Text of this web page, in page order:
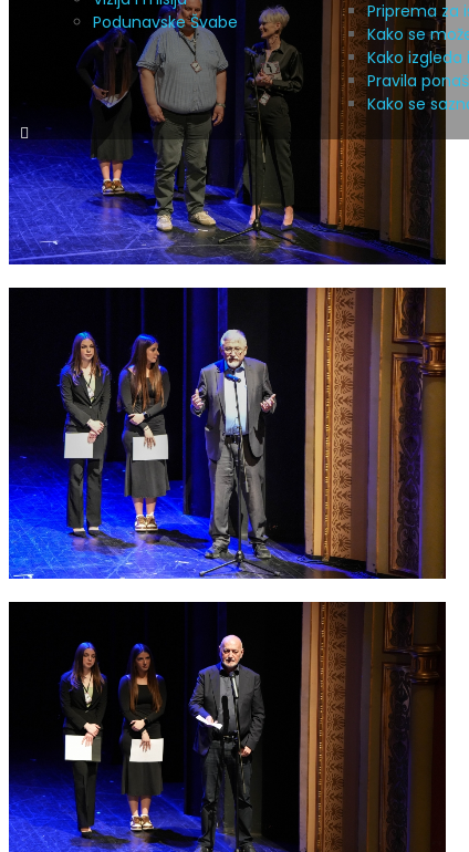
Podunavske Švabe
Priprema za
Kako se
Kako izgleda
Pravila
Kako se